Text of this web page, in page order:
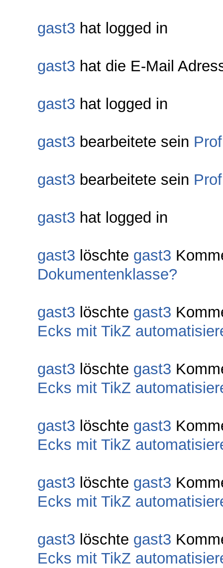
gast3 hat logged in
gast3 hat die E-Mail
gast3 hat logged in
gast3 bearbeitete sein
gast3 bearbeitete sein
gast3 hat logged in
gast3 löschte gast3
Dokumentenklasse?
gast3 löschte gast3
Ecks mit TikZ
gast3 löschte gast3
Ecks mit TikZ
gast3 löschte gast3
Ecks mit TikZ
gast3 löschte gast3
Ecks mit TikZ
gast3 löschte gast3
Ecks mit TikZ